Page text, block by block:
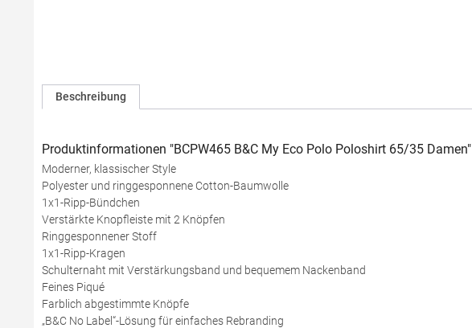
Beschreibung
Produktinformationen "BCPW465 B&C My Eco Polo Poloshirt 65/35 Damen"
Moderner, klassischer Style
Polyester und ringgesponnene Cotton-Baumwolle
1x1-Ripp-Bündchen
Verstärkte Knopfleiste mit 2 Knöpfen
Ringgesponnener Stoff
1x1-Ripp-Kragen
Schulternaht mit Verstärkungsband und bequemem Nackenband
Feines Piqué
Farblich abgestimmte Knöpfe
„B&C No Label“-Lösung für einfaches Rebranding